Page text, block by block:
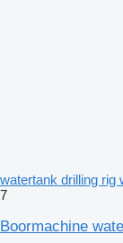
watertank drilling rig
7
Boormachine